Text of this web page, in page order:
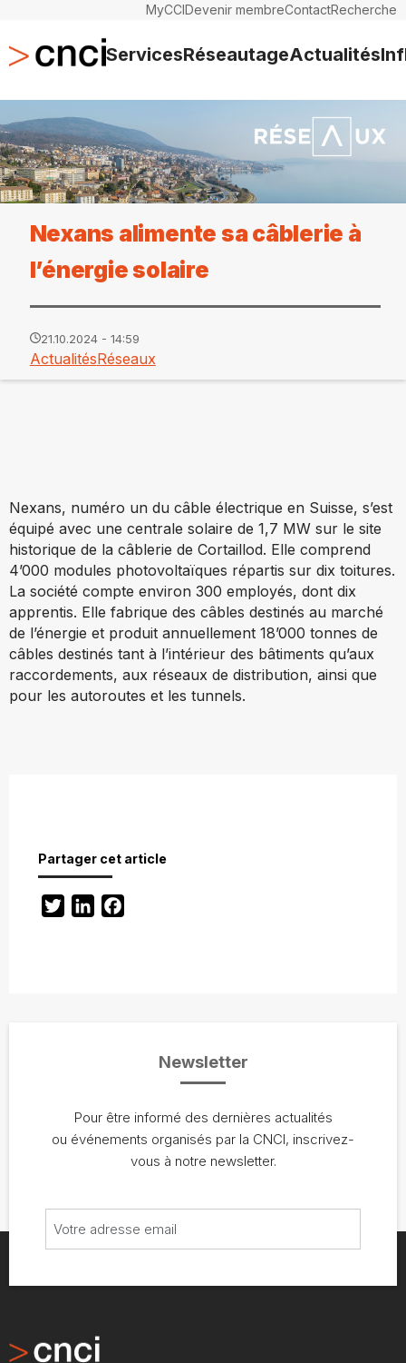
MyCCIDevenir membreContactRecherche
ServicesRéseautageActualités
Nexans alimente sa câblerie à
l’énergie solaire
21.10.2024 - 14:59
ActualitésRéseaux
Nexans, numéro un du câble électrique en Suisse, s’est
équipé avec une centrale solaire de 1,7 MW sur le site
historique de la câblerie de Cortaillod. Elle comprend
4’000 modules photovoltaïques répartis sur dix toitures.
La société compte environ 300 employés, dont dix
apprentis. Elle fabrique des câbles destinés au marché
de l’énergie et produit annuellement 18’000 tonnes de
câbles destinés tant à l’intérieur des bâtiments qu’aux
raccordements, aux réseaux de distribution, ainsi que
pour les autoroutes et les tunnels.
Partager cet article
TwitterLinkedIn
Newsletter
Pour être informé des dernières actualités
ou événements organisés par la CNCI, inscrivez-
vous à notre newsletter.